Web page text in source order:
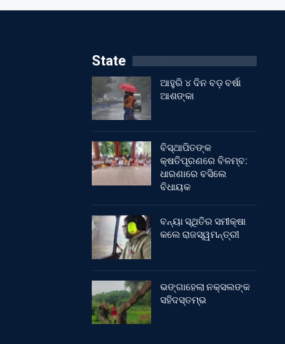
State
ଆହୁରି ୪ ଦିନ ବଡ଼ ବର୍ଷା
ଆଶଙ୍କା
ବିସ୍ଥାପିତଙ୍କ
କ୍ଷତିପୂରଣରେ ବିଳମ୍ବ:
ଧାରଣାରେ ବସିଲେ
ବିଧାୟକ
ବନ୍ୟା ସ୍ଥିତିର ସମୀକ୍ଷା
କଲେ ରାଜସ୍ୱମନ୍ତ୍ରୀ
ଭଙ୍ଗାହେଲା ନକ୍ସଲଙ୍କ
ସହିଦସ୍ତମ୍ଭ